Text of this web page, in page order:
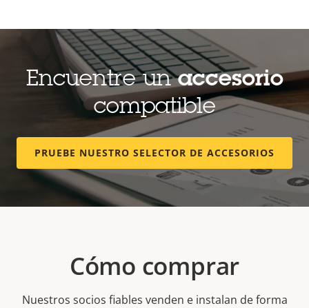
Encuentre unaccesorio
compatible
PRUEBE NUESTRO SELECTOR DE ACCESORIOS
Cómo comprar
Nuestros socios fiables venden e instalan de forma